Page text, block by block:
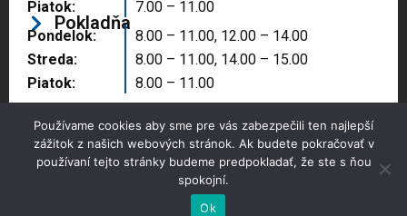
Piatok:
7.00 – 11.00
Pokladňa
Pondelok:
Streda:
Piatok:
8.00 – 11.00, 12.00 – 14.00
8.00 – 11.00, 14.00 – 15.00
8.00 – 11.00
Copyright © 2025 Správa majetku mesta, n.o.,
Partizánske
Používame cookies aby sme pre vás zabezpečili ten najlepší
zážitok z našich webových stránok. Ak budete pokračovať v
používaní tejto stránky budeme predpokladať, že ste s ňou
spokojní.
Ok